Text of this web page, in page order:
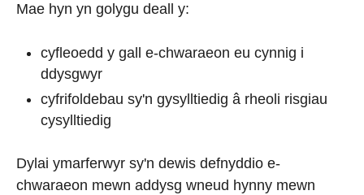
Mae hyn yn golygu deall y:
cyfleoedd y gall e-chwaraeon eu cynnig i
ddysgwyr
cyfrifoldebau sy'n gysylltiedig â rheoli risgiau
cysylltiedig
Dylai ymarferwyr sy'n dewis defnyddio e-
chwaraeon mewn addysg wneud hynny mewn